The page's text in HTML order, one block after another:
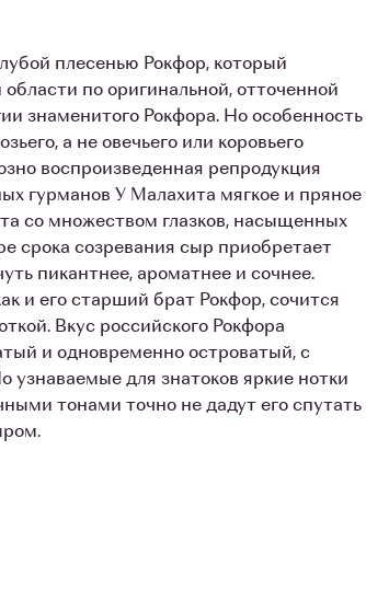
плесенью Рокфор, который
по оригинальной, отточенной
знаменитого Рокфора. Но особенность
а не овечьего или коровьего
воспроизведенная репродукция
гурманов У Малахита мягкое и пряное
со множеством глазков, насыщенных
срока созревания сыр приобретает
пикантнее, ароматнее и сочнее.
и его старший брат Рокфор, сочится
Вкус российского Рокфора
и одновременно островатый, с
узнаваемые для знатоков яркие нотки
тонами точно не дадут его спутать